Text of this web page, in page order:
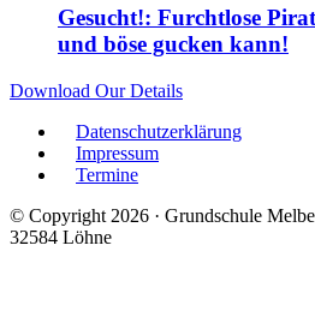
Gesucht!: Furchtlose
und böse gucken kann!
Download Our Details
Datenschutzerklärung
Impressum
Termine
© Copyright 2026 · Grundschule
32584 Löhne